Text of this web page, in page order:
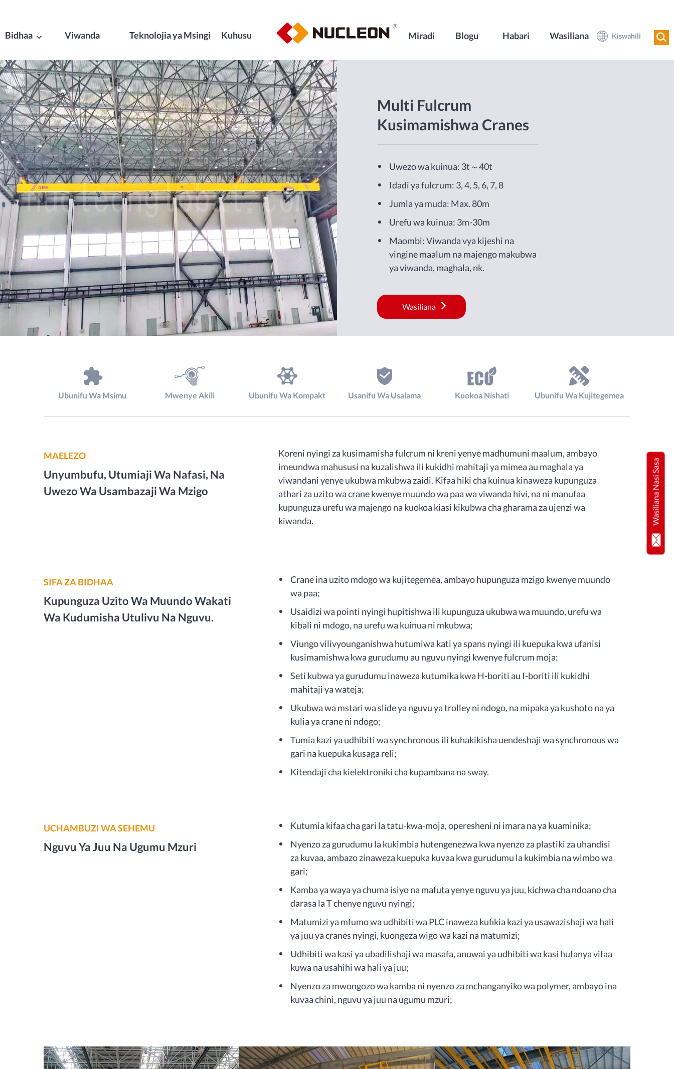
Bidhaa Viwanda Teknolojia ya Msingi Kuhusu Miradi Blogu Habari Wasiliana Kiswahili
Multi Fulcrum
Kusimamishwa Cranes
Uwezo wa kuinua: 3t～40t
Idadi ya fulcrum: 3, 4, 5, 6, 7, 8
Jumla ya muda: Max. 80m
Urefu wa kuinua: 3m-30m
Maombi: Viwanda vya kijeshi na
vingine maalum na majengo makubwa
ya viwanda, maghala, nk.
Wasiliana
Ubunifu Wa Msimu Mwenye Akili Ubunifu Wa Kompakt Usanifu Wa Usalama Kuokoa Nishati Ubunifu Wa Kujitegemea
MAELEZO
Unyumbufu, Utumiaji Wa Nafasi, Na
Uwezo Wa Usambazaji Wa Mzigo
Koreni nyingi za kusimamisha fulcrum ni kreni yenye madhumuni maalum, ambayo
imeundwa mahususi na kuzalishwa ili kukidhi mahitaji ya mimea au maghala ya
viwandani yenye ukubwa mkubwa zaidi. Kifaa hiki cha kuinua kinaweza kupunguza
athari za uzito wa crane kwenye muundo wa paa wa viwanda hivi, na ni manufaa
kupunguza urefu wa majengo na kuokoa kiasi kikubwa cha gharama za ujenzi wa
kiwanda.
SIFA ZA BIDHAA
Kupunguza Uzito Wa Muundo Wakati
Wa Kudumisha Utulivu Na Nguvu.
Crane ina uzito mdogo wa kujitegemea, ambayo hupunguza mzigo kwenye muundo
wa paa;
Usaidizi wa pointi nyingi hupitishwa ili kupunguza ukubwa wa muundo, urefu wa
kibali ni mdogo, na urefu wa kuinua ni mkubwa;
Viungo vilivyounganishwa hutumiwa kati ya spans nyingi ili kuepuka kwa ufanisi
kusimamishwa kwa gurudumu au nguvu nyingi kwenye fulcrum moja;
Seti kubwa ya gurudumu inaweza kutumika kwa H-boriti au I-boriti ili kukidhi
mahitaji ya wateja;
Ukubwa wa mstari wa slide ya nguvu ya trolley ni ndogo, na mipaka ya kushoto na ya
kulia ya crane ni ndogo;
Tumia kazi ya udhibiti wa synchronous ili kuhakikisha uendeshaji wa synchronous wa
gari na kuepuka kusaga reli;
Kitendaji cha kielektroniki cha kupambana na sway.
UCHAMBUZI WA SEHEMU
Nguvu Ya Juu Na Ugumu Mzuri
Kutumia kifaa cha gari la tatu-kwa-moja, operesheni ni imara na ya kuaminika;
Nyenzo za gurudumu la kukimbia hutengenezwa kwa nyenzo za plastiki za uhandisi
za kuvaa, ambazo zinaweza kuepuka kuvaa kwa gurudumu la kukimbia na wimbo wa
gari;
Kamba ya waya ya chuma isiyo na mafuta yenye nguvu ya juu, kichwa cha ndoano cha
darasa la T chenye nguvu nyingi;
Matumizi ya mfumo wa udhibiti wa PLC inaweza kufikia kazi ya usawazishaji wa hali
ya juu ya cranes nyingi, kuongeza wigo wa kazi na matumizi;
Udhibiti wa kasi ya ubadilishaji wa masafa, anuwai ya udhibiti wa kasi hufanya vifaa
kuwa na usahihi wa hali ya juu;
Nyenzo za mwongozo wa kamba ni nyenzo za mchanganyiko wa polymer, ambayo ina
kuvaa chini, nguvu ya juu na ugumu mzuri;
Wasiliana Nasi Sasa